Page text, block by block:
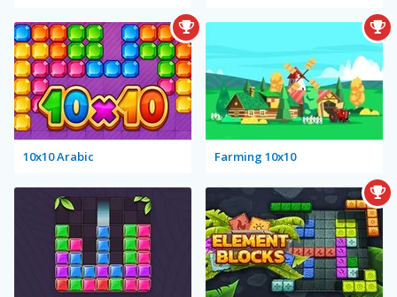
10x10 Arabic Farming 10x10